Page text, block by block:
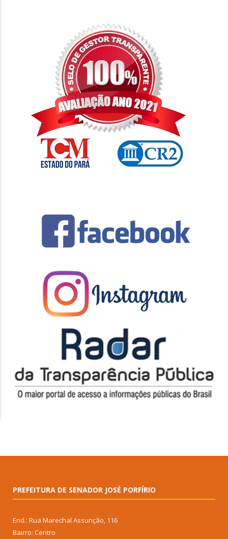
PREFEITURA DE SENADOR JOSÉ PORFÍRIO
End.: Rua Marechal Assunção, 116
Bairro: Centro